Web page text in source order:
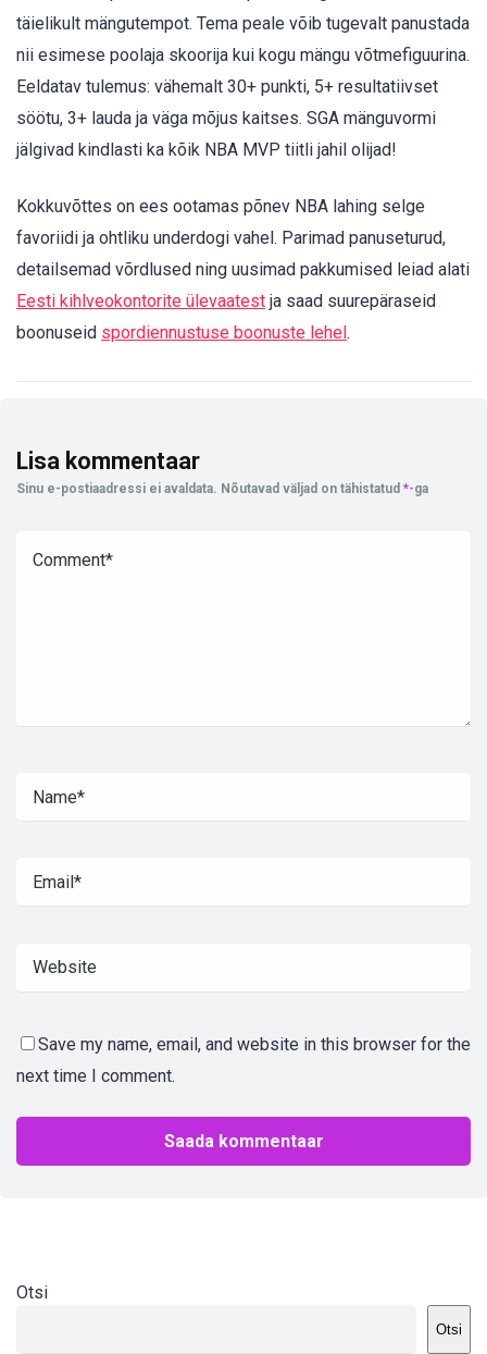
täielikult mängutempot. Tema peale võib tugevalt panustada
nii esimese poolaja skoorija kui kogu mängu võtmefiguurina.
Eeldatav tulemus: vähemalt 30+ punkti, 5+ resultatiivset
söötu, 3+ lauda ja väga mõjus kaitses. SGA mänguvormi
jälgivad kindlasti ka kõik NBA MVP tiitli jahil olijad!
Kokkuvõttes on ees ootamas põnev NBA lahing selge
favoriidi ja ohtliku underdogi vahel. Parimad panuseturud,
detailsemad võrdlused ning uusimad pakkumised leiad alati
Eesti kihlveokontorite ülevaatest ja saad suurepäraseid
boonuseid spordiennustuse boonuste lehel.
Lisa kommentaar
Sinu e-postiaadressi ei avaldata. Nõutavad väljad on tähistatud *-ga
Save my name, email, and website in this browser for the
next time I comment.
Otsi
Otsi